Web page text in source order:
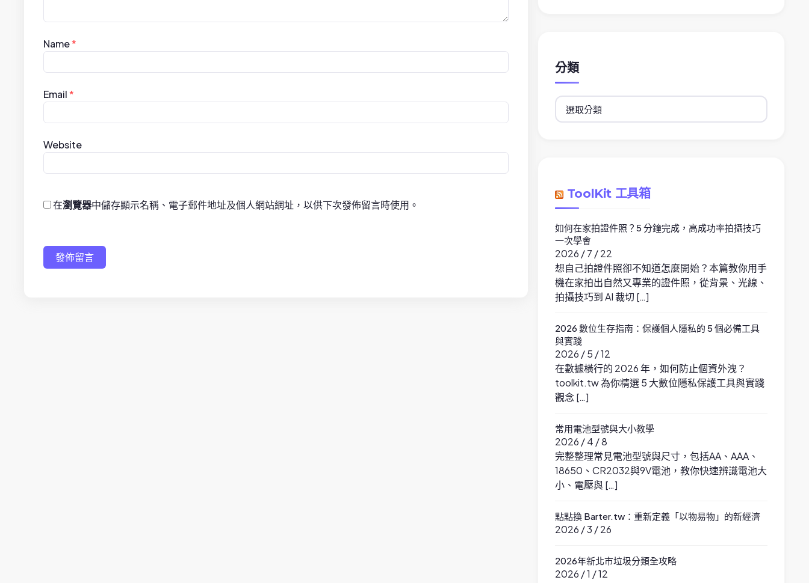
Name*
Email*
Website
在瀏覽器中儲存顯示名稱、電子郵件地址及個人網站網址，以供下次發佈留言時使用。
發佈留言
分類
分
類
ToolKit 工具箱
如何在家拍證件照？5 分鐘完成，高成功率拍攝技巧
一次學會
2026 / 7 / 22
想自己拍證件照卻不知道怎麼開始？本篇教你用手
機在家拍出自然又專業的證件照，從背景、光線、
拍攝技巧到 AI 裁切 […]
2026 數位生存指南：保護個人隱私的 5 個必備工具
與實踐
2026 / 5 / 12
在數據橫行的 2026 年，如何防止個資外洩？
toolkit.tw 為你精選 5 大數位隱私保護工具與實踐
觀念 […]
常用電池型號與大小教學
2026 / 4 / 8
完整整理常見電池型號與尺寸，包括AA、AAA、
18650、CR2032與9V電池，教你快速辨識電池大
小、電壓與 […]
點點換 Barter.tw：重新定義「以物易物」的新經濟
2026 / 3 / 26
2026年新北市垃圾分類全攻略
2026 / 1 / 12